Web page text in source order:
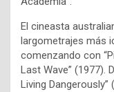
El cineasta
largometrajes más
comenzando con
Last Wave” (1977).
Living Dangerously”